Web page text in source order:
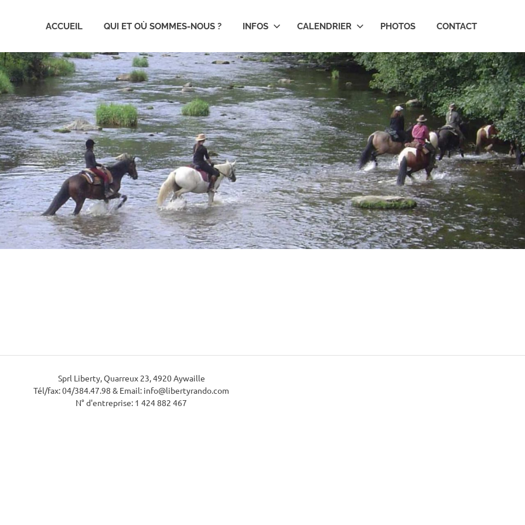
ACCUEIL QUI ET OÙ SOMMES-NOUS ? INFOS CALENDRIER PHOTOS CONTACT
Sprl Liberty, Quarreux 23, 4920 Aywaille
Tél/fax: 04/384.47.98 & Email: info@libertyrando.com
N° d'entreprise: 1 424 882 467